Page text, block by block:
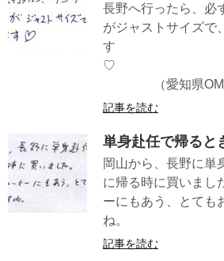
長野へ行ったら、必
がジャストサイズで
す
（愛知県OM
記事を読む
単身赴任で帰ると
岡山から、長野に単
に帰る時に買いまし
ーにもあう、とても
ね
記事を読む